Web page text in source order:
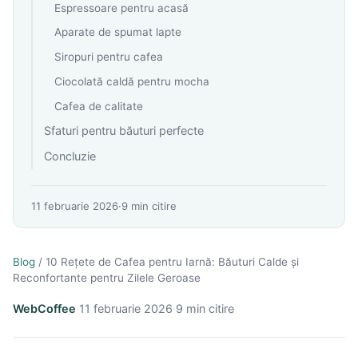
Blog / 10 Rețete de Cafea pentru Iarnă: Băuturi Calde și
Reconfortante pentru Zilele Geroase
WebCoffee·11 februarie 2026·9 min citire
Espressoare pentru acasă
Aparate de spumat lapte
Siropuri pentru cafea
Ciocolată caldă pentru mocha
Cafea de calitate
Sfaturi pentru băuturi perfecte
Concluzie
11 februarie 2026·9min citire